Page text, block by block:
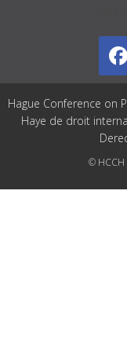
Hague Conference on
Haye de droit
© HCCH